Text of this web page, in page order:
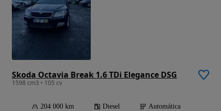
Skoda Octavia Break 1.6 TDi Elegance DSG
1598 cm3 • 105 cv
204 000 km Diesel
Automática